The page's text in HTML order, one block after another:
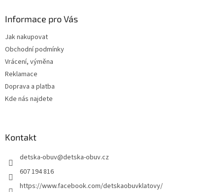
Informace pro Vás
Jak nakupovat
Obchodní podmínky
Vrácení, výměna
Reklamace
Doprava a platba
Kde nás najdete
Kontakt
detska-obuv@detska-obuv.cz
607 194 816
https://www.facebook.com/detskaobuvklatovy/